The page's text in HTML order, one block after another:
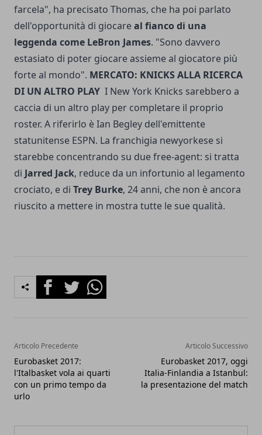
farcela", ha precisato Thomas, che ha poi parlato
dell'opportunità di giocareal fianco di una
leggenda come LeBron James. "Sono davvero
estasiato di poter giocare assieme al giocatore più
forte al mondo". MERCATO: KNICKS ALLA RICERCA
DI UN ALTRO PLAY I New York Knicks sarebbero a
caccia di un altro play per completare il proprio
roster. A riferirlo è Ian Begley dell'emittente
statunitense ESPN. La franchigia newyorkese si
starebbe concentrando su due free-agent: si tratta
di Jarred Jack, reduce da un infortunio al legamento
crociato, e di Trey Burke, 24 anni, che non è ancora
riuscito a mettere in mostra tutte le sue qualità.
FacebookTwitterWhatsapp
Articolo Precedente
Eurobasket 2017:
l'Italbasket vola ai quarti
con un primo tempo da
urlo
Articolo Successivo
Eurobasket 2017, oggi
Italia-Finlandia a Istanbul:
la presentazione del match